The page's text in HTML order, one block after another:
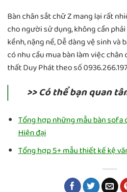
Bàn chân sắt chữ Z mang lại rất
cho người sử dụng, không cần
kềnh, nặng nề, Dễ dàng vệ sinh và
có nhu cầu mua bàn làm việc chân
thất Duy Phát theo số
>> Có thể bạn quan
Tổng hợp những mẫu bàn sofa
Hiện đại
Tổng hợp 5+ mẫu thiết kế kệ